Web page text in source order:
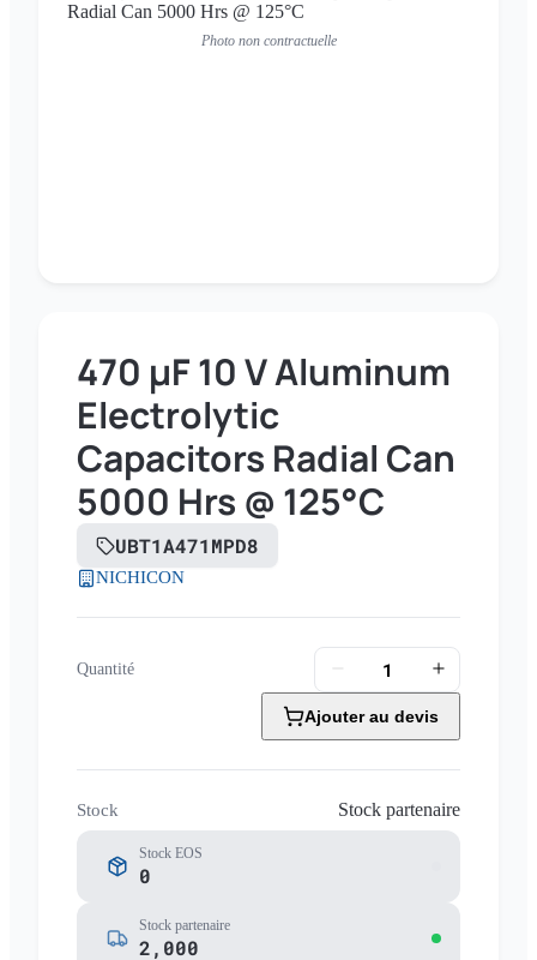
Photo non contractuelle
470 µF 10 V Aluminum
Electrolytic
Capacitors Radial Can
5000 Hrs @ 125°C
UBT1A471MPD8
NICHICON
Quantité
Ajouter au devis
Stock Stock partenaire
Stock EOS
0
Stock partenaire
2,000